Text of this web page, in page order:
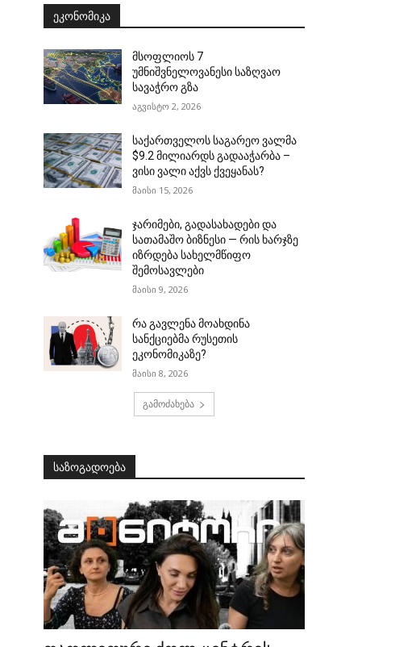
ᲔᲙᲝᲜᲝᲛᲘᲙᲐ
მსოფლიოს 7
უმნიშვნელოვანესი საზღვაო
სავაჭრო გზა
აგვისტო 2, 2026
საქართველოს საგარეო ვალმა
$9.2 მილიარდს გადააჭარბა –
ვისი ვალი აქვს ქვეყანას?
მაისი 15, 2026
ჯარიმები, გადასახადები და
სათამაშო ბიზნესი — რის ხარჯზე
იზრდება სახელმწიფო
შემოსავლები
მაისი 9, 2026
რა გავლენა მოახდინა
სანქციებმა რუსეთის
ეკონომიკაზე?
მაისი 8, 2026
გამოძახება
საზოგადოება